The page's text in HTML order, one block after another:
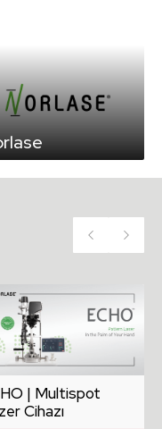
| Multispot
Cihazı